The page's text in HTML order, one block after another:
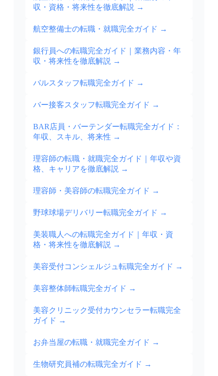
収・資格・将来性を徹底解説 →
航空整備士の転職・就職完全ガイド →
銀行員への転職完全ガイド｜業務内容・年
収・将来性を徹底解説 →
バルスタッフ転職完全ガイド →
バー接客スタッフ転職完全ガイド →
BAR店員・バーテンダー転職完全ガイド：
年収、スキル、将来性 →
理容師の転職・就職完全ガイド｜年収や資
格、キャリアを徹底解説 →
理容師・美容師の転職完全ガイド →
野球球場デリバリー転職完全ガイド →
美装職人への転職完全ガイド｜年収・資
格・将来性を徹底解説 →
美容受付コンシェルジュ転職完全ガイド →
美容整体師転職完全ガイド →
美容クリニック受付カウンセラー転職完全
ガイド →
お弁当屋の転職・就職完全ガイド →
生物研究員補の転職完全ガイド →